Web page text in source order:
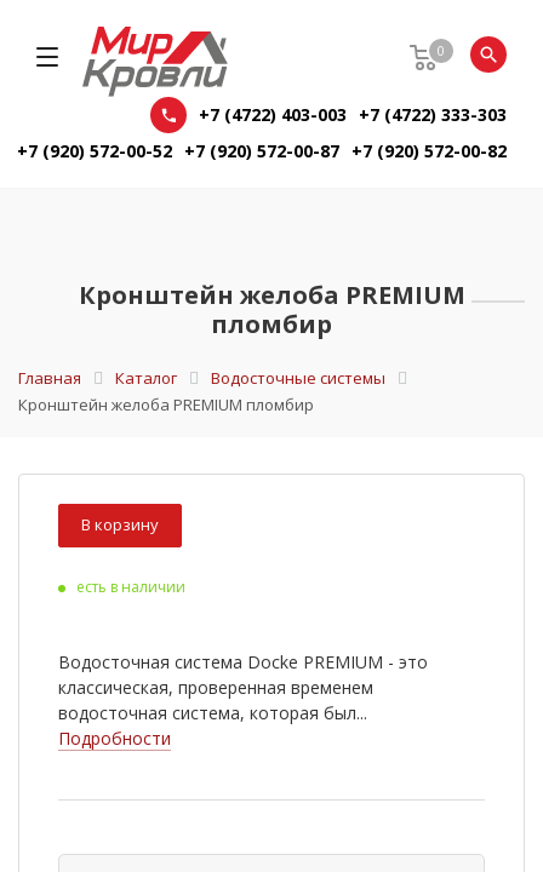
0
+7 (4722) 403-003
+7 (4722) 333-303
+7 (920) 572-00-52 +7 (920) 572-00-87 +7 (920) 572-00-82
Кронштейн желоба PREMIUM
пломбир
Главная Каталог
Водосточные системы
Кронштейн желоба PREMIUM пломбир
В корзину
есть в наличии
Водосточная система Docke PREMIUM - это
классическая, проверенная временем
водосточная система, которая был...
Подробности